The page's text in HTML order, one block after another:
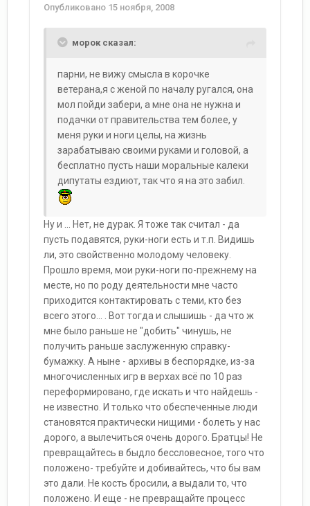
Опубликовано 15 ноября, 2008
морок сказал:
парни, не вижу смысла в корочке
ветерана,я с женой по началу ругался, она
мол пойди забери, а мне она не нужна и
подачки от правительства тем более, у
меня руки и ноги целы, на жизнь
зарабатываю своими руками и головой, а
бесплатно пусть наши моральные калеки
дипутаты ездиют, так что я на это забил.
Ну и ... Нет, не дурак. Я тоже так считал - да
пусть подавятся, руки-ноги есть и т.п. Видишь
ли, это свойственно молодому человеку.
Прошло время, мои руки-ноги по-прежнему на
месте, но по роду деятельности мне часто
приходится контактировать с теми, кто без
всего этого... . Вот тогда и слышишь - да что ж
мне было раньше не "добить" чинушь, не
получить раньше заслуженную справку-
бумажку. А ныне - архивы в беспорядке, из-за
многочисленных игр в верхах всё по 10 раз
переформировано, где искать и что найдешь -
не известно. И только что обеспеченные люди
становятся практически нищими - болеть у нас
дорого, а вылечиться очень дорого. Братцы! Не
превращайтесь в быдло бессловесное, того что
положено- требуйте и добивайтесь, что бы вам
это дали. Не кость бросили, а выдали то, что
положено. И еще - не превращайте процесс